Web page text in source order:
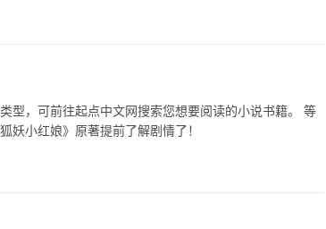
型，可前往起点中文网搜索您想要阅读的小说书籍。 等
妖小红娘》原著提前了解剧情了！